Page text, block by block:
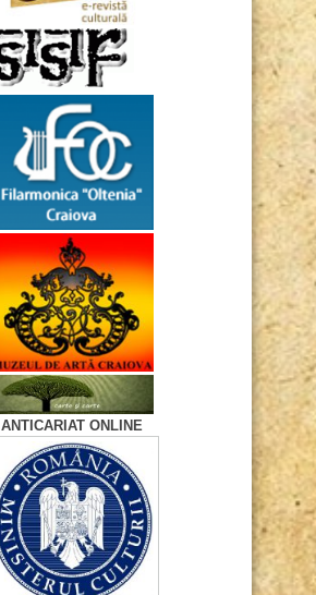
ANTICARIAT ONLINE